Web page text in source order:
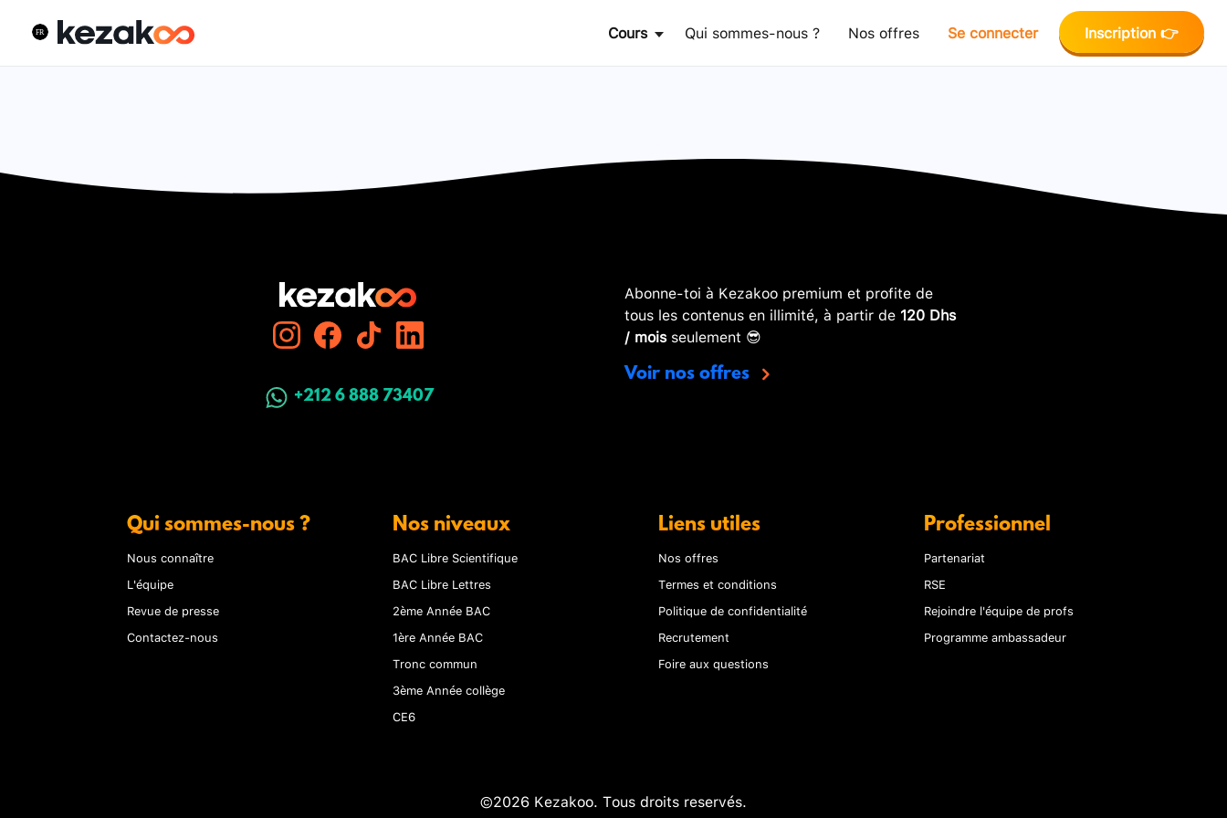
Cours Qui sommes-nous ? Nos offres Se connecter Inscription 👉
+212 6 888 73407
Abonne-toi à Kezakoo premium et profite de
tous les contenus en illimité, à partir de 120 Dhs
/ moisseulement 😎
Voir nos offres
Qui sommes-nous ?
Nous connaître
L'équipe
Revue de presse
Contactez-nous
Nos niveaux
BAC Libre Scientifique
BAC Libre Lettres
2ème Année BAC
1ère Année BAC
Tronc commun
3ème Année collège
CE6
Liens utiles
Nos offres
Termes et conditions
Politique de confidentialité
Recrutement
Foire aux questions
Professionnel
Partenariat
RSE
Rejoindre l'équipe de profs
Programme ambassadeur
©2026 Kezakoo. Tous droits reservés.